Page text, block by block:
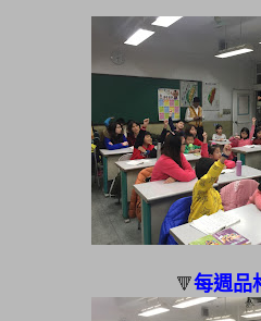
🔻每週品